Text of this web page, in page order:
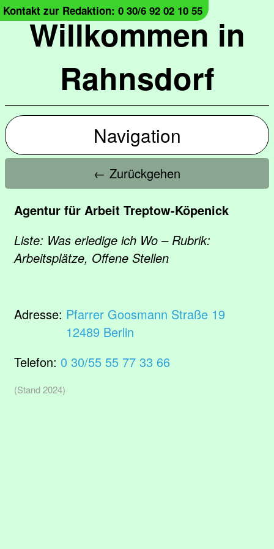
Willkommen in
Rahnsdorf
Kontakt zur Redaktion: 0 30/6 92 02 10 55
Navigation
← Zurückgehen
Agentur für Arbeit Treptow-Köpenick
Liste: Was erledige ich Wo – Rubrik:
Arbeitsplätze, Offene Stellen
Adresse: Pfarrer Goosmann Straße 19
12489 Berlin
Telefon: 0 30/55 55 77 33 66
(Stand 2024)